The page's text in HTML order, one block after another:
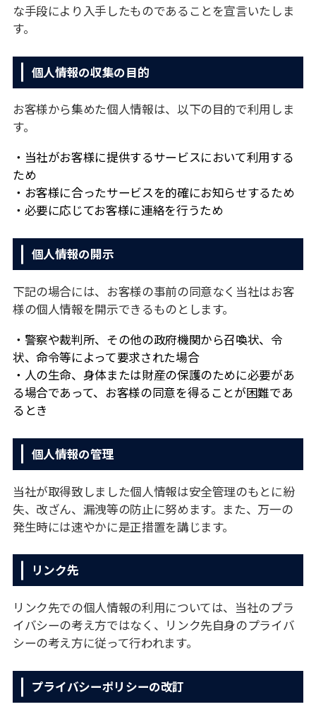
な⼿段により⼊⼿したものであることを宣⾔いたしま
す。
個⼈情報の収集の⽬的
お客様から集めた個⼈情報は、以下の⽬的で利⽤しま
す。
当社がお客様に提供するサービスにおいて利⽤する
ため
お客様に合ったサービスを的確にお知らせするため
必要に応じてお客様に連絡を⾏うため
個人情報の開示
下記の場合には、お客様の事前の同意なく当社はお客
様の個⼈情報を開⽰できるものとします。
警察や裁判所、その他の政府機関から召喚状、令
状、命令等によって要求された場合
⼈の⽣命、⾝体または財産の保護のために必要があ
る場合であって、お客様の同意を得ることが困難であ
るとき
個⼈情報の管理
当社が取得致しました個⼈情報は安全管理のもとに紛
失、改ざん、漏洩等の防⽌に努めます。また、万⼀の
発⽣時には速やかに是正措置を講じます。
リンク先
リンク先での個⼈情報の利⽤については、当社のプラ
イバシーの考え⽅ではなく、リンク先⾃⾝のプライバ
シーの考え⽅に従って⾏われます。
プライバシーポリシーの改訂